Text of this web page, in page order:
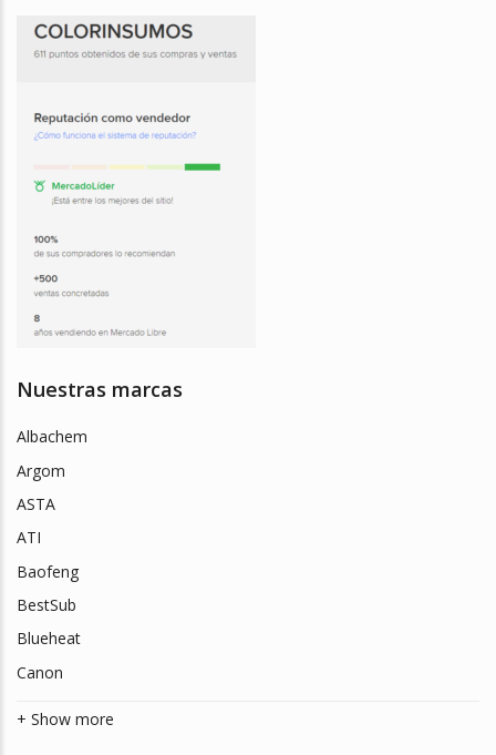
Nuestras marcas
Albachem
Argom
ASTA
ATI
Baofeng
BestSub
Blueheat
Canon
+ Show more